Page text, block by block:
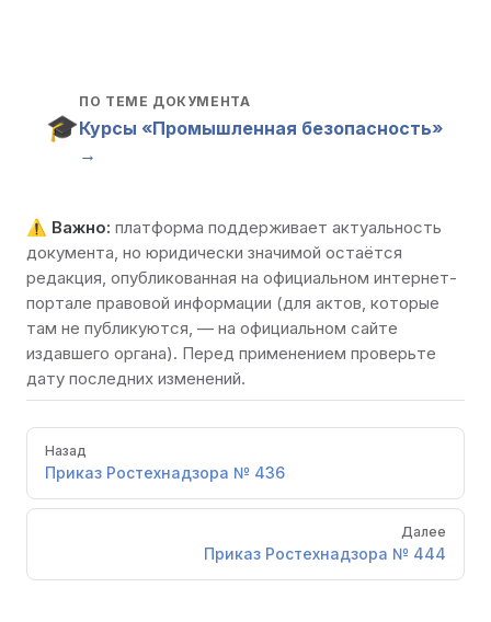
🎓
ПО ТЕМЕ ДОКУМЕНТА
Курсы «Промышленная безопасность»
→
⚠️ Важно: платформа поддерживает актуальность
документа, но юридически значимой остаётся
редакция, опубликованная на официальном интернет-
портале правовой информации (для актов, которые
там не публикуются, — на официальном сайте
издавшего органа). Перед применением проверьте
дату последних изменений.
PagerНазад
Приказ Ростехнадзора № 436
Далее
Приказ Ростехнадзора № 444